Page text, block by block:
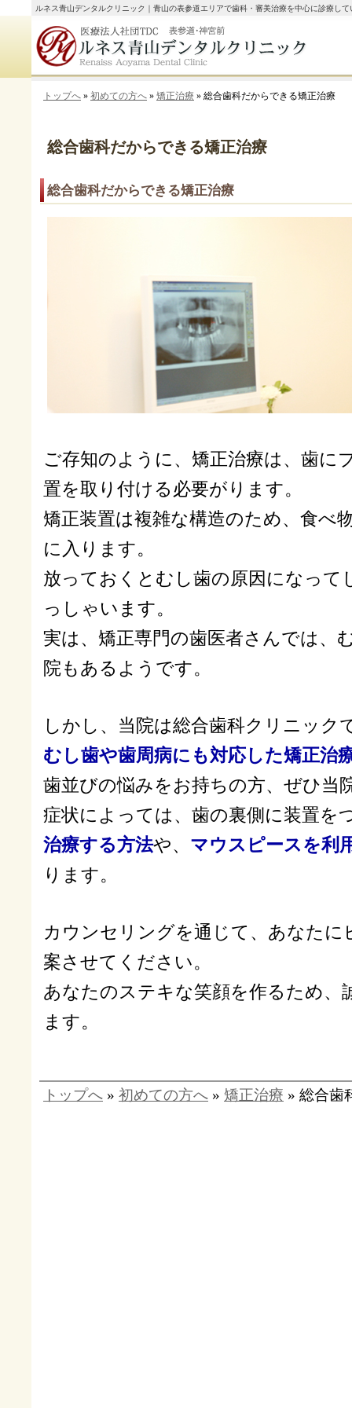
総合歯科だからできる矯正治療
ルネス青山デンタルクリニック｜青山の表参道エリアで歯科・審美治療を中心に診療して
トップへ » 初めての方へ » 矯正治療 » 総合歯科だからできる矯正治療
総合歯科だからできる矯正治療
ご存知のように、矯正治療は、歯に
置を取り付ける必要がります。
矯正装置は複雑な構造のため、食べ
に入ります。
放っておくとむし歯の原因になって
っしゃいます。
実は、矯正専門の歯医者さんでは、
院もあるようです。
しかし、当院は総合歯科クリニック
むし歯や歯周病にも対応した矯正治
歯並びの悩みをお持ちの方、ぜひ当
症状によっては、歯の裏側に装置を
治療する方法や、 マウスピースを利
ります。
カウンセリングを通じて、あなたに
案させてください。
あなたのステキな笑顔を作るため、
ます。
トップへ » 初めての方へ » 矯正治療 » 総合歯